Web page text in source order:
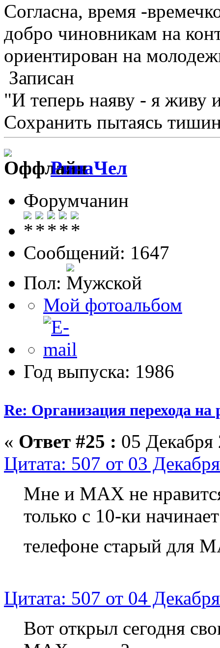
Согласна, время -
добро чиновникам на
ориентирован на
Записан
"И теперь наяву - я живу
Сохранить пытаясь
РинаЧел
Форумчанин
Сообщений: 1647
Пол:
Мой фотоальбом
Год выпуска: 1986
Re: Организация перехода на
« Ответ #25 : 05
Цитата: 507 от 03
Мне и МАХ не
только с 10-ки
телефоне старый для
Цитата: 507 от 04
Вот открыл сегодня